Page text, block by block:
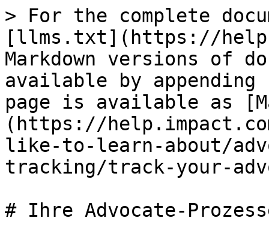
> For the complete
[llms.txt](https://
Markdown versions of
available by
page is available as
(https://
like-to-learn-about/
tracking/track-your-
# Ihre Advocate-